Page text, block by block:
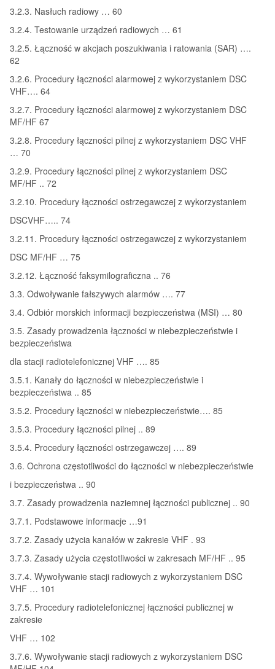
3.2.3. Nasłuch radiowy … 60
3.2.4. Testowanie urządzeń radiowych … 61
3.2.5. Łączność w akcjach poszukiwania i ratowania (SAR) ….
62
3.2.6. Procedury łączności alarmowej z wykorzystaniem DSC
VHF…. 64
3.2.7. Procedury łączności alarmowej z wykorzystaniem DSC
MF/HF 67
3.2.8. Procedury łączności pilnej z wykorzystaniem DSC VHF
… 70
3.2.9. Procedury łączności pilnej z wykorzystaniem DSC
MF/HF .. 72
3.2.10. Procedury łączności ostrzegawczej z wykorzystaniem
DSCVHF….. 74
3.2.11. Procedury łączności ostrzegawczej z wykorzystaniem
DSC MF/HF … 75
3.2.12. Łączność faksymilograficzna .. 76
3.3. Odwoływanie fałszywych alarmów …. 77
3.4. Odbiór morskich informacji bezpieczeństwa (MSI) … 80
3.5. Zasady prowadzenia łączności w niebezpieczeństwie i
bezpieczeństwa
dla stacji radiotelefonicznej VHF …. 85
3.5.1. Kanały do łączności w niebezpieczeństwie i
bezpieczeństwa .. 85
3.5.2. Procedury łączności w niebezpieczeństwie…. 85
3.5.3. Procedury łączności pilnej .. 89
3.5.4. Procedury łączności ostrzegawczej …. 89
3.6. Ochrona częstotliwości do łączności w niebezpieczeństwie
i bezpieczeństwa .. 90
3.7. Zasady prowadzenia naziemnej łączności publicznej .. 90
3.7.1. Podstawowe informacje …91
3.7.2. Zasady użycia kanałów w zakresie VHF . 93
3.7.3. Zasady użycia częstotliwości w zakresach MF/HF .. 95
3.7.4. Wywoływanie stacji radiowych z wykorzystaniem DSC
VHF … 101
3.7.5. Procedury radiotelefonicznej łączności publicznej w
zakresie
VHF … 102
3.7.6. Wywoływanie stacji radiowych z wykorzystaniem DSC